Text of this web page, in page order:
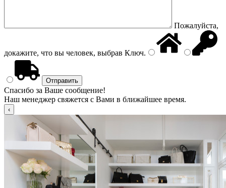
Пожалуйста,
докажите, что вы человек, выбрав Ключ.
Спасибо за Ваше сообщение!
Наш менеджер свяжется с Вами в ближайшее время.